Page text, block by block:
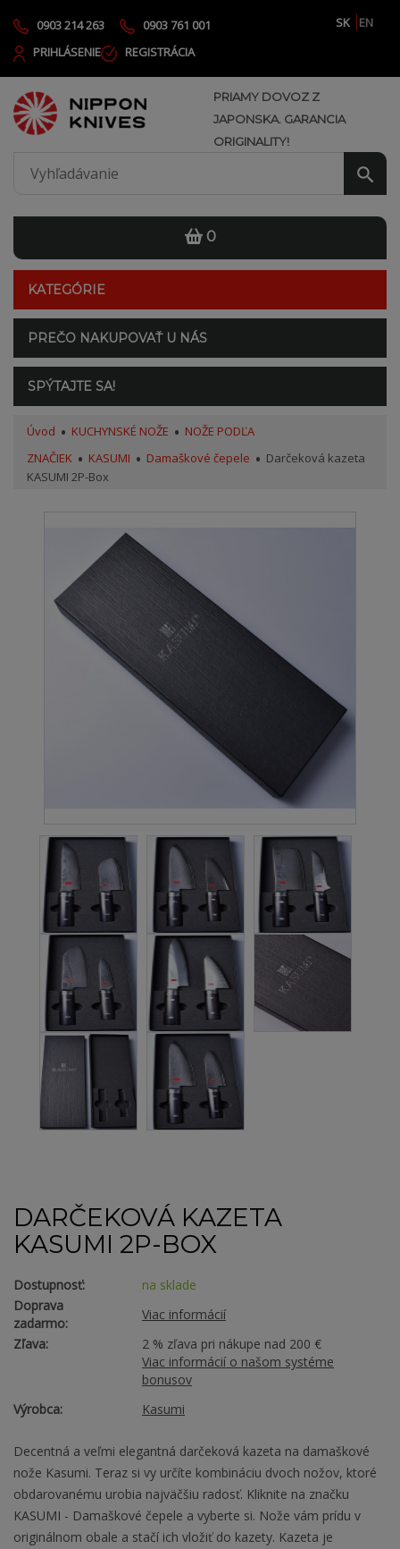
0903 214 263 0903 761 001 SK
EN
PRIHLÁSENIE
REGISTRÁCIA
PRIAMY DOVOZ Z
JAPONSKA. GARANCIA
ORIGINALITY!
0
KATEGÓRIE
PREČO NAKUPOVAŤ U NÁS
SPÝTAJTE SA!
Úvod KUCHYNSKÉ NOŽE
NOŽE PODĽA
ZNAČIEK
KASUMI Damaškové čepele
Darčeková kazeta
KASUMI 2P-Box
DARČEKOVÁ KAZETA
KASUMI 2P-BOX
Dostupnosť:
na sklade
Doprava
zadarmo:
Viac informácií
Zľava:
2 % zľava pri nákupe nad 200 €
Viac informácií o našom systéme
bonusov
Výrobca:
Kasumi
Decentná a veľmi elegantná darčeková kazeta na damaškové
nože Kasumi. Teraz si vy určíte kombináciu dvoch nožov, ktoré
obdarovanému urobia najväčšiu radosť. Kliknite na značku
KASUMI - Damaškové čepele a vyberte si. Nože vám prídu v
originálnom obale a stačí ich vložiť do kazety. Kazeta je